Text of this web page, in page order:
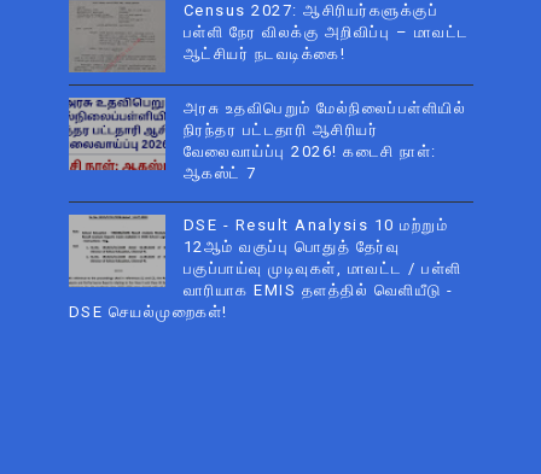
Census 2027: ஆசிரியர்களுக்குப்
பள்ளி நேர விலக்கு அறிவிப்பு – மாவட்ட
ஆட்சியர் நடவடிக்கை!
அரசு உதவிபெறும் மேல்நிலைப்பள்ளியில்
நிரந்தர பட்டதாரி ஆசிரியர்
வேலைவாய்ப்பு 2026! கடைசி நாள்:
ஆகஸ்ட் 7
DSE - Result Analysis 10 மற்றும்
12ஆம் வகுப்பு பொதுத் தேர்வு
பகுப்பாய்வு முடிவுகள், மாவட்ட / பள்ளி
வாரியாக EMIS தளத்தில் வெளியீடு -
DSE செயல்முறைகள்!